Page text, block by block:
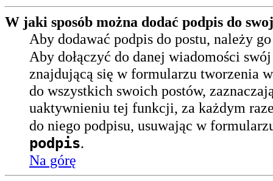
W jaki sposób można dodać podpis do
Aby dodawać podpis do postu, należy
Aby dołączyć do danej wiadomości
znajdującą się w formularzu tworzenia
do wszystkich swoich postów,
uaktywnieniu tej funkcji, za każdym
do niego podpisu, usuwając w
podpis.
Na górę